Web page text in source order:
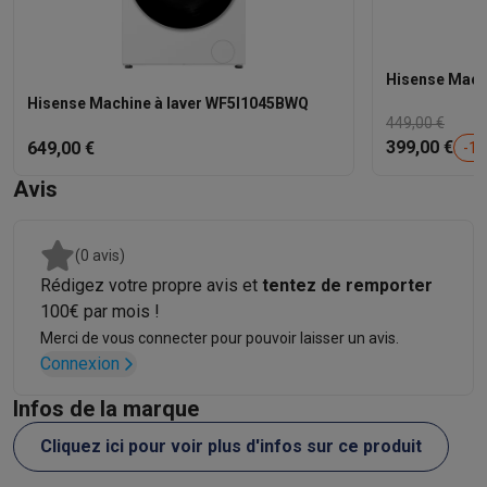
Smartphones reconditionnés
Sèche-linge avec
Petits appareils de cuisine
Petits appareils de cuisine avec des éco-chèques Machines
Grands appareils de cuisine
Lave-vaisselle avec des éco-chèques
Climatiseurs avec des éco-chèques
TV & audio
TV avec des éco-chequesEnceintes Bluetooth avec des éco-
Multimédie & téléphonie
Smartphones avec des éco-chequesTablettes avec des éco-
En route
Trottinettes électriques avec des éco-chèques
Initiatives écologiques
ImpactÉconomies d'énergieRecyclez votre vieux électro
Hisense Machine à laver WF5I1045BWQ
649,00 €
Hisense
449,00 €
399,00 € -11
Avis
(0 avis)
Rédigez votre propre avis et tentez de remporter
100€ par mois !
Merci de vous connecter pour pouvoir laisser un avis.
Connexion
Infos de la marque
Cliquez ici pour voir plus d'infos sur ce produit